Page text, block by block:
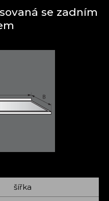
se zadním
šířka